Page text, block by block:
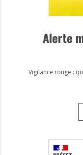
Alerte
Vigilance rouge :